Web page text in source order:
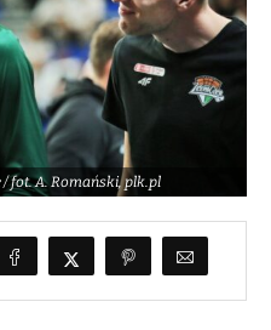
/ fot. A. Romański, plk.pl